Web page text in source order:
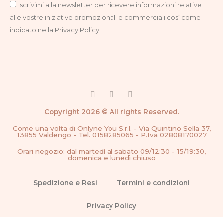
Privacy
Iscrivimi alla newsletter per ricevere informazioni relative
alle vostre iniziative promozionali e commerciali così come
indicato nella Privacy Policy
F
c
b
o
k
-
I
s
a
g
a
m
G
o
g
l
e
Copyright 2026 © All rights Reserved.
Come una volta di Onlyne You S.r.l. - Via Quintino Sella 37,
13855 Valdengo - Tel. 0158285065 - P.Iva 02808170027
Orari negozio: dal martedì al sabato 09/12:30 - 15/19:30,
domenica e lunedì chiuso
Spedizione e Resi Termini e condizioni
Privacy Policy